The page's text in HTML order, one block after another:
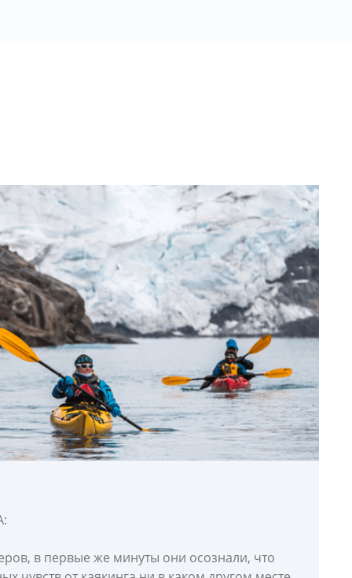
в первые же минуты они осознали, что